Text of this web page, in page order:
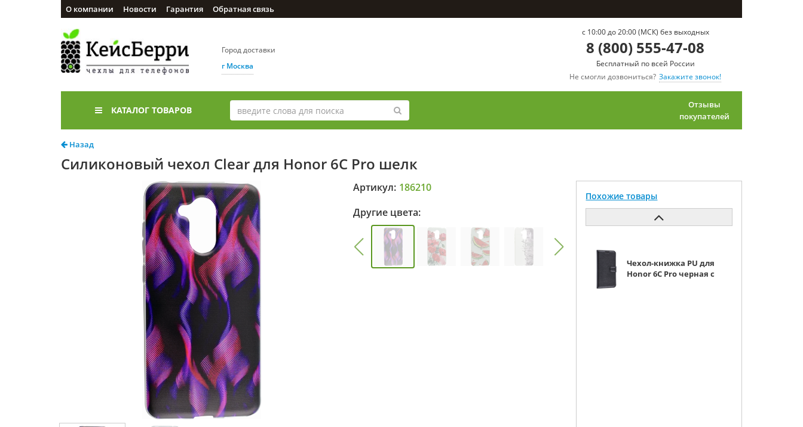
О компании Новости Гарантия Обратная связь
Город доставки
г Москва
c 10:00 до 20:00 (МСК) без выходных
8 (800) 555-47-08
Бесплатный по всей России
Не смогли дозвониться? Закажите звонок!
КАТАЛОГ ТОВАРОВ
Отзывы
покупателей
Назад
Силиконовый чехол Clear для Honor 6C Pro шелк
Артикул: 186210
Другие цвета:
Похожие товары
Чехол-книжка PU для
Honor 6C Pro черная с